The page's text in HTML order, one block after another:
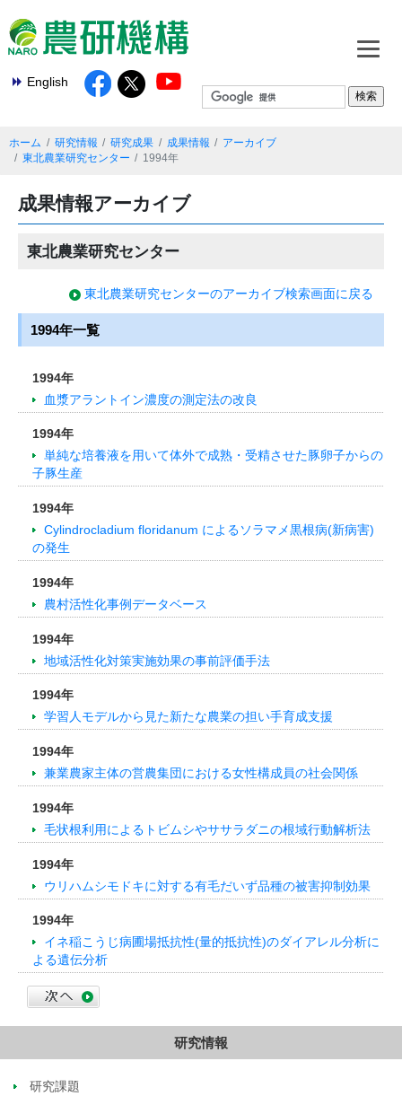
English
ホーム 研究情報 研究成果 成果情報
アーカイブ
東北農業研究センター
1994年
成果情報アーカイブ
東北農業研究センター
東北農業研究センターのアーカイブ検索画面に戻る
1994年一覧
1994年
血漿アラントイン濃度の測定法の改良
1994年
単純な培養液を用いて体外で成熟・受精させた豚卵子からの
子豚生産
1994年
Cylindrocladium floridanum によるソラマメ黒根病(新病害)
の発生
1994年
農村活性化事例データベース
1994年
地域活性化対策実施効果の事前評価手法
1994年
学習人モデルから見た新たな農業の担い手育成支援
1994年
兼業農家主体の営農集団における女性構成員の社会関係
1994年
毛状根利用によるトビムシやササラダニの根域行動解析法
1994年
ウリハムシモドキに対する有毛だいず品種の被害抑制効果
1994年
イネ稲こうじ病圃場抵抗性(量的抵抗性)のダイアレル分析に
よる遺伝分析
研究情報
研究課題